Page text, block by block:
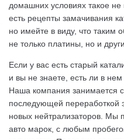
домашних условиях такое
есть рецепты замачивания
но имейте в виду, что таким
не только платины, но и
Если у вас есть старый
и вы не знаете, есть ли в
Наша компания занимается
последующей переработкой
новых нейтрализаторов. Мы
авто марок, с любым